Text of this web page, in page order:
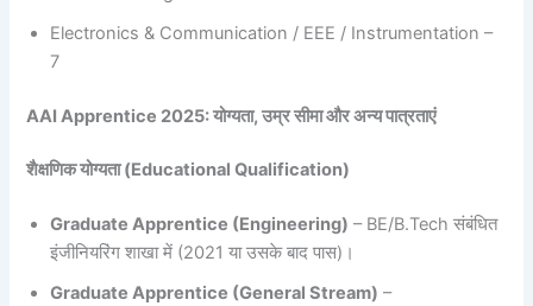
Electronics & Communication / EEE / Instrumentation –
7
AAI Apprentice 2025: योग्यता, उम्र सीमा और अन्य पात्रताएं
शैक्षणिक योग्यता (Educational Qualification)
Graduate Apprentice (Engineering) – BE/B.Tech संबंधित
इंजीनियरिंग शाखा में (2021 या उसके बाद पास)।
Graduate Apprentice (General Stream) –